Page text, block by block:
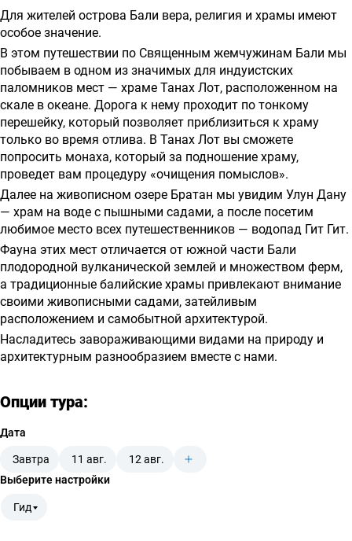
о
предоставлении
услуг
Для жителей острова Бали вера, религия и храмы имеют
особое значение.
В этом путешествии по Священным жемчужинам Бали мы
побываем в одном из значимых для индуистских
паломников мест — храме Танах Лот, расположенном на
скале в океане. Дорога к нему проходит по тонкому
перешейку, который позволяет приблизиться к храму
только во время отлива. В Танах Лот вы сможете
попросить монаха, который за подношение храму,
проведет вам процедуру «очищения помыслов».
Далее на живописном озере Братан мы увидим Улун Дану
— храм на воде с пышными садами, а после посетим
любимое место всех путешественников — водопад Гит Гит.
Фауна этих мест отличается от южной части Бали
плодородной вулканической землей и множеством ферм,
а традиционные балийские храмы привлекают внимание
своими живописными садами, затейливым
расположением и самобытной архитектурой.
Насладитесь завораживающими видами на природу и
архитектурным разнообразием вместе с нами.
Опции тура:
Дата
Завтра 11 авг.
12 авг.
Выберите настройки
Гид